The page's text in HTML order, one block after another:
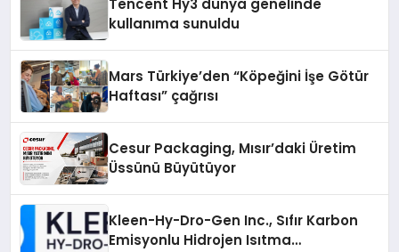
Tencent Hy3 dünya genelinde
kullanıma sunuldu
Mars Türkiye’den “Köpeğini İşe Götür
Haftası” çağrısı
Cesur Packaging, Mısır’daki Üretim
Üssünü Büyütüyor
Kleen-Hy-Dro-Gen Inc., Sıfır Karbon
Emisyonlu Hidrojen Isıtma